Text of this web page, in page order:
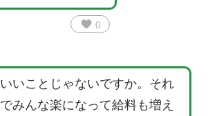
favorite 0
いいことじゃないですか。それ
でみんな楽になって給料も増え